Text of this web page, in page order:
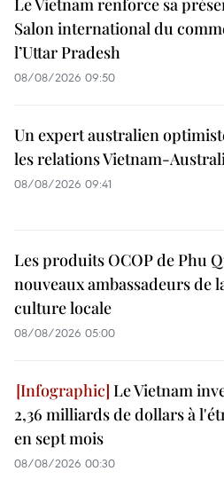
Le Vietnam renforce sa
Salon international du
l’Uttar Pradesh
08/08/2026 09:50
Un expert australien
les relations Vietnam-
08/08/2026 09:41
Les produits OCOP de Phu
nouveaux ambassadeurs de
culture locale
08/08/2026 05:00
Le Vietnam
2,36 milliards de dollars à
en sept mois
08/08/2026 00:30